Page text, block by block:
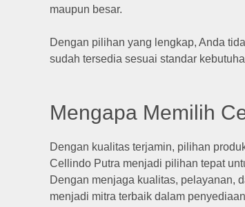
maupun besar.
Dengan pilihan yang lengkap, Anda
sudah tersedia sesuai standar
Mengapa Memilih
Dengan kualitas terjamin, pilihan
Cellindo Putra menjadi pilihan tepat
Dengan menjaga kualitas, pelayanan,
menjadi mitra terbaik dalam